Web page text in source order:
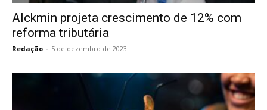
Alckmin projeta crescimento de 12% com
reforma tributária
Redação - 5 de dezembro de 2023